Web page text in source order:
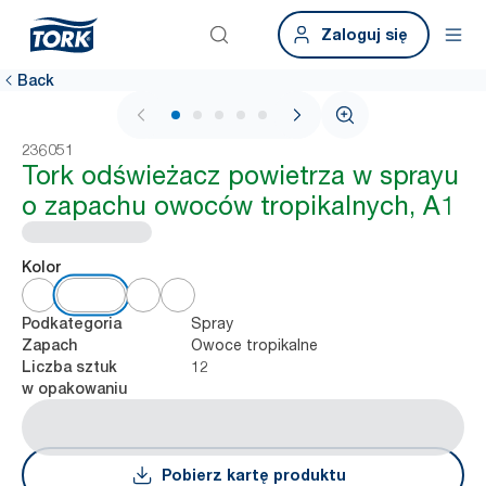
Zaloguj się
Back
1 / 6
236051
Tork odświeżacz powietrza w sprayu
o zapachu owoców tropikalnych, A1
Kolor
Podkategoria Spray
Zapach Owoce tropikalne
Liczba sztuk
w opakowaniu
12
Pobierz kartę produktu